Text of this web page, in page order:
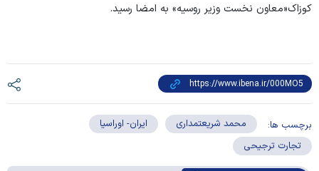
کوزاک«معاون نخست وزیر روسیه» به امضا رسید.
برچسب ها: محمد شریعتمداری
ایران- اوراسیا
تجارت ترجیحی